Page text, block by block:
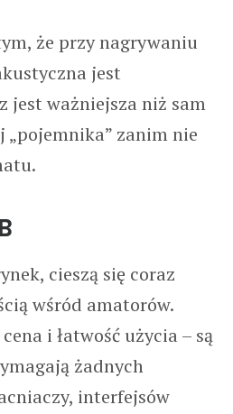
że przy nagrywaniu
jest
jest ważniejsza niż sam
zanim nie
cieszą się coraz
wśród amatorów.
i łatwość użycia – są
żadnych
interfejsów